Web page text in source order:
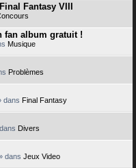
Fantasy VIII
fan album gratuit !
Musique
Problèmes
dans Final Fantasy
Divers
dans Jeux Video